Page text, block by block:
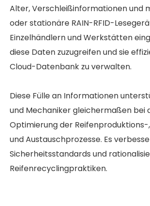
Alter, Verschleißinformationen und
oder stationäre RAIN-RFID-
Einzelhändlern und Werkstätten
diese Daten zuzugreifen und sie
Cloud-Datenbank zu verwalten.
Diese Fülle an Informationen
und Mechaniker gleichermaßen bei
Optimierung der
und Austauschprozesse. Es
Sicherheitsstandards und
Reifenrecyclingpraktiken.